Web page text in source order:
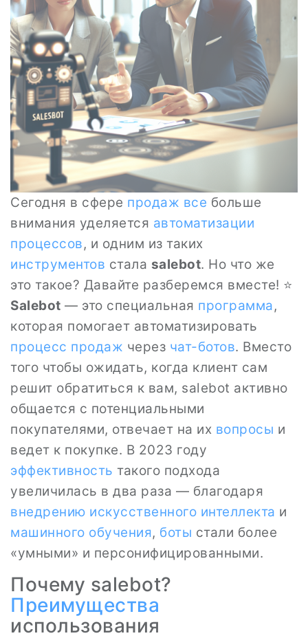
Сегодня в сфере продаж все больше
внимания уделяется автоматизации
процессов, и одним из таких
инструментов стала salebot. Но что же
это такое? Давайте разберемся вместе! ⭐
Salebot — это специальная программа,
которая помогает автоматизировать
процесс продаж через чат-ботов. Вместо
того чтобы ожидать, когда клиент сам
решит обратиться к вам, salebot активно
общается с потенциальными
покупателями, отвечает на их вопросы и
ведет к покупке. В 2023 году
эффективность такого подхода
увеличилась в два раза — благодаря
внедрению искусственного интеллекта и
машинного обучения, боты стали более
«умными» и персонифицированными.
Почему salebot?
Преимущества
использования